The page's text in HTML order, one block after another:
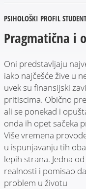
Scena
Arhive
PSIHOLOŠKI PROFIL
Pragmatična i
Oni predstavljaju
iako najčešće žive u
uvek su finansijski
pritiscima. Obično
ali se ponekad i
onda ih opet sačeka
Više vremena
u ispunjavanju tih
lepih strana. Jedna
realnosti i pomisao
problem u životu